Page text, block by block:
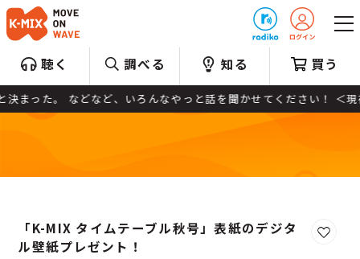
聴く 調べる 知る 買う
。 などなど、いろんなやっと話を聞かせてください！
「K-MIX タイムテーブル秋号」表紙のデジタ
ル壁紙プレゼント！